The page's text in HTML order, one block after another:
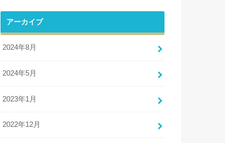
アーカイブ
2024年8月
2024年5月
2023年1月
2022年12月